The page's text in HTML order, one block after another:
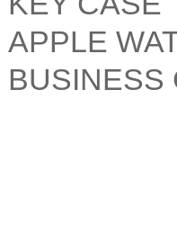
APPLE
BUSINESS